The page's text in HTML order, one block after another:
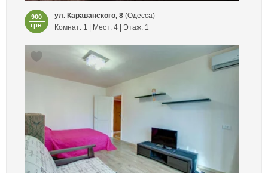
900
грн
ул. Караванского, 8(Одесса)
Комнат: 1 | Мест: 4 | Этаж: 1